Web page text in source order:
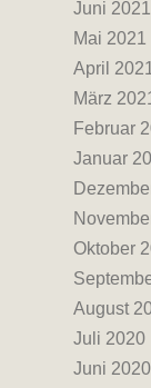
Juni 2021
Mai 2021
April 2021
März 2021
Februar
Januar
Oktober
August
Juli 2020
Juni 2020